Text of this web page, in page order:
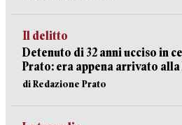
Il delitto
Detenuto di 32 anni ucciso in
Prato: era appena arrivato
di Redazione Prato